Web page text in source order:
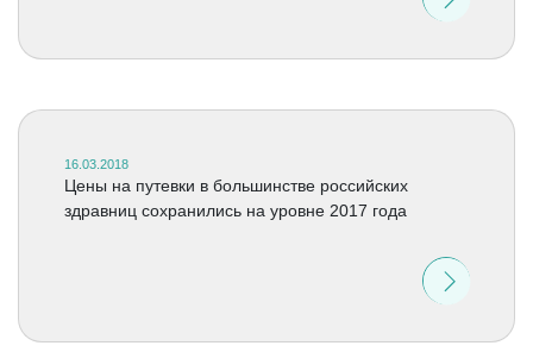
16.03.2018
Цены на путевки в большинстве российских
здравниц сохранились на уровне 2017 года